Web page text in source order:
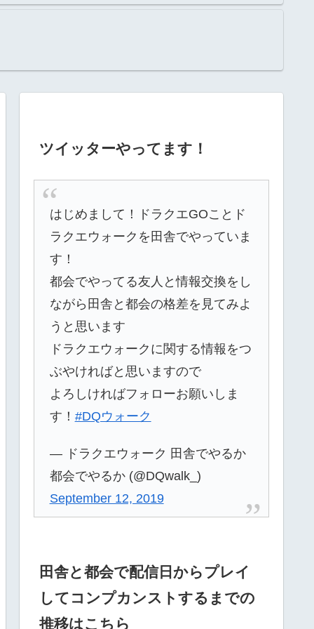
ツイッターやってます！
はじめまして！ドラクエGOことド
ラクエウォークを田舎でやっていま
す！
都会でやってる友人と情報交換をし
ながら田舎と都会の格差を見てみよ
うと思います
ドラクエウォークに関する情報をつ
ぶやければと思いますので
よろしければフォローお願いしま
す！ #DQウォーク
— ドラクエウォーク 田舎でやるか
都会でやるか (@DQwalk_)
September 12, 2019
田舎と都会で配信日からプレイ
してコンプカンストするまでの
推移はこちら